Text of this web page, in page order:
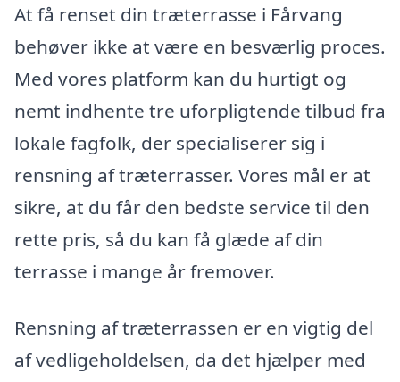
At få renset din træterrasse i Fårvang
behøver ikke at være en besværlig proces.
Med vores platform kan du hurtigt og
nemt indhente tre uforpligtende tilbud fra
lokale fagfolk, der specialiserer sig i
rensning af træterrasser. Vores mål er at
sikre, at du får den bedste service til den
rette pris, så du kan få glæde af din
terrasse i mange år fremover.
Rensning af træterrassen er en vigtig del
af vedligeholdelsen, da det hjælper med